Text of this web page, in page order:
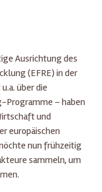
Ausrichtung des
(EFRE) in der
über die
Programme – haben
und
europäischen
nun frühzeitig
sammeln, um